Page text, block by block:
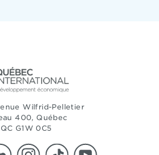
Wilfrid-Pelletier
400, Québec
QC G1W 0C5